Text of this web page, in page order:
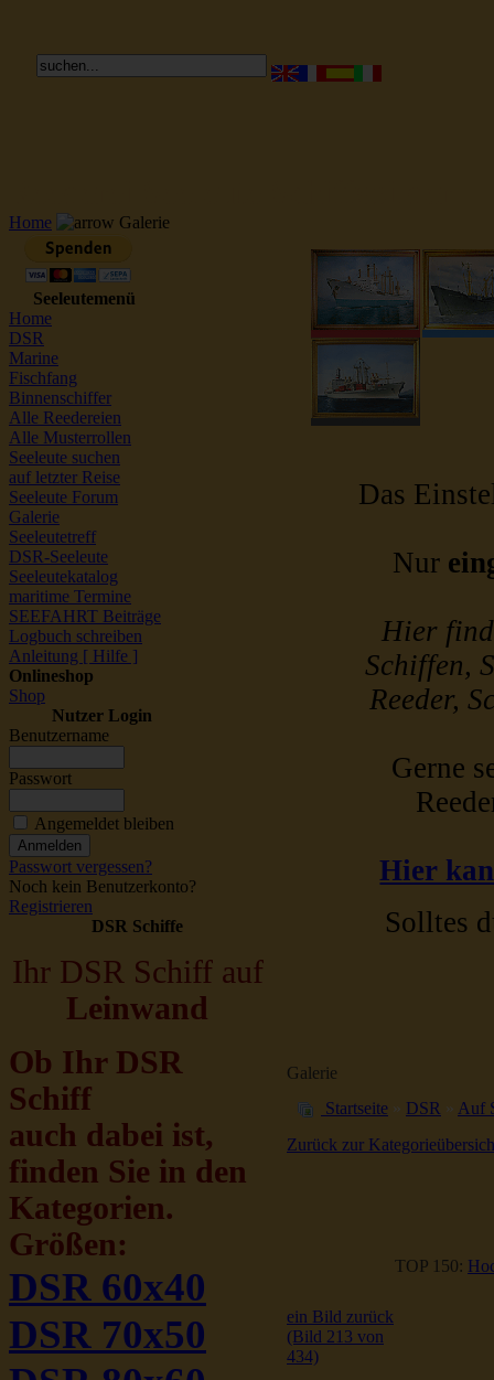
Home Galerie
Seeleutemenü
Home
DSR
Marine
Fischfang
Binnenschiffer
Alle Reedereien
Alle Musterrollen
Seeleute suchen
auf letzter Reise
Seeleute Forum
Galerie
Seeleutetreff
DSR-Seeleute
Seeleutekatalog
maritime Termine
SEEFAHRT Beiträge
Logbuch schreiben
Anleitung [ Hilfe ]
Onlineshop
Shop
Nutzer Login
Benutzername
Passwort
Angemeldet bleiben
Passwort vergessen?
Noch kein Benutzerkonto?
Registrieren
DSR Schiffe
Ihr DSR Schiff auf
Leinwand
Ob Ihr DSR
Schiff
auch dabei ist,
finden Sie in den
Kategorien.
Größen:
DSR 60x40
DSR 70x50
Das
Nur
Hier
Schiffen,
Reeder,
Gerne
Hier
Solltes
Galerie
Startseite » DSR » Auf
Zurück zur
TOP 150:
ein Bild zurück
(Bild 213 von
434)